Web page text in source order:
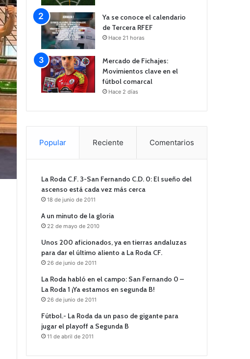
Ya se conoce el calendario
de Tercera RFEF
Hace 21 horas
Mercado de Fichajes:
Movimientos clave en el
fútbol comarcal
Hace 2 días
Popular Reciente Comentarios
La Roda C.F. 3-San Fernando C.D. 0: El sueño del
ascenso está cada vez más cerca
18 de junio de 2011
A un minuto de la gloria
22 de mayo de 2010
Unos 200 aficionados, ya en tierras andaluzas
para dar el último aliento a La Roda CF.
26 de junio de 2011
La Roda habló en el campo: San Fernando 0 –
La Roda 1 ¡Ya estamos en segunda B!
26 de junio de 2011
Fútbol.- La Roda da un paso de gigante para
jugar el playoff a Segunda B
11 de abril de 2011